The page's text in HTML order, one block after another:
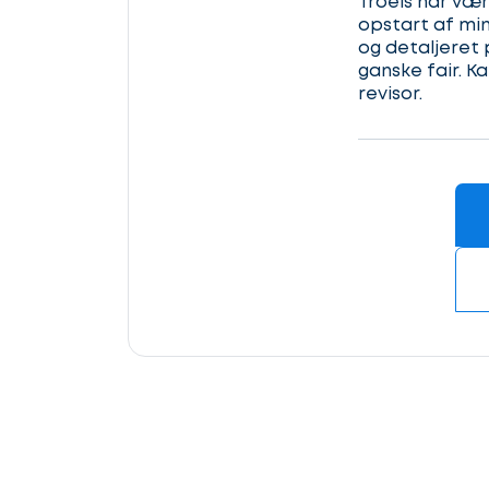
opstart af min
og detaljeret
ganske fair.
revisor.